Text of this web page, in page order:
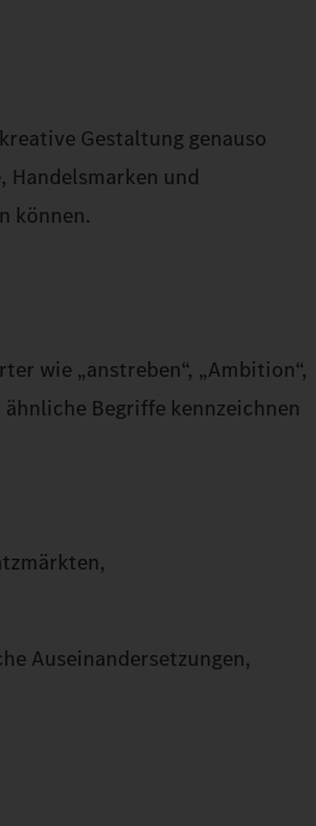
Gestaltung genauso
Handelsmarken und
können.
wie „anstreben“, „Ambition“,
ähnliche Begriffe kennzeichnen
Auseinandersetzungen,